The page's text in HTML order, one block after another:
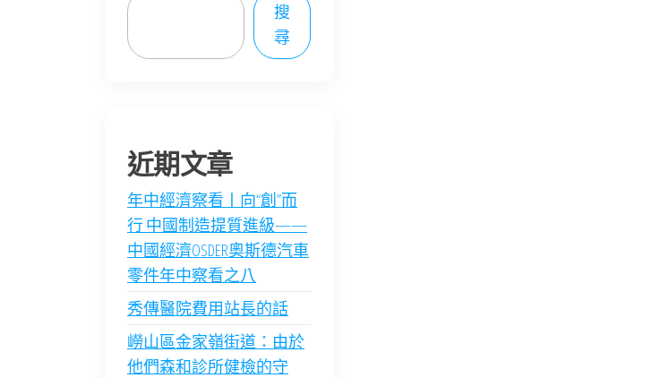
搜
尋
近期文章
年中經濟察看丨向“創”而
行 中國制造提質進級——
中國經濟OSDER奧斯德汽車
零件年中察看之八
秀傳醫院費用站長的話
嶗山區金家嶺街道：由於
他們森和診所健檢的守